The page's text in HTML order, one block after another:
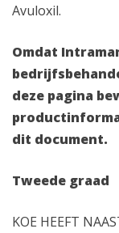
Avuloxil.
Omdat
deze pagina
dit document.
Tweede graad
KOE HEEFT